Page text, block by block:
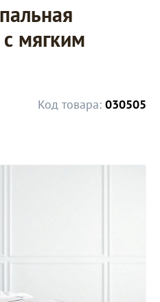
мягким
Код товара: 030505